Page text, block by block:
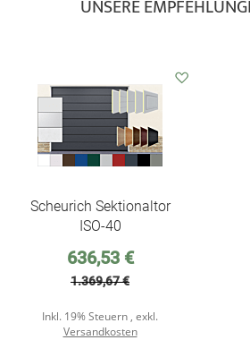
UNSERE
Scheurich Sektionaltor
ISO-40
Sonderpreis
636,53 €
1.369,67 €
Inkl. 19% Steuern , exkl.
Versandkosten